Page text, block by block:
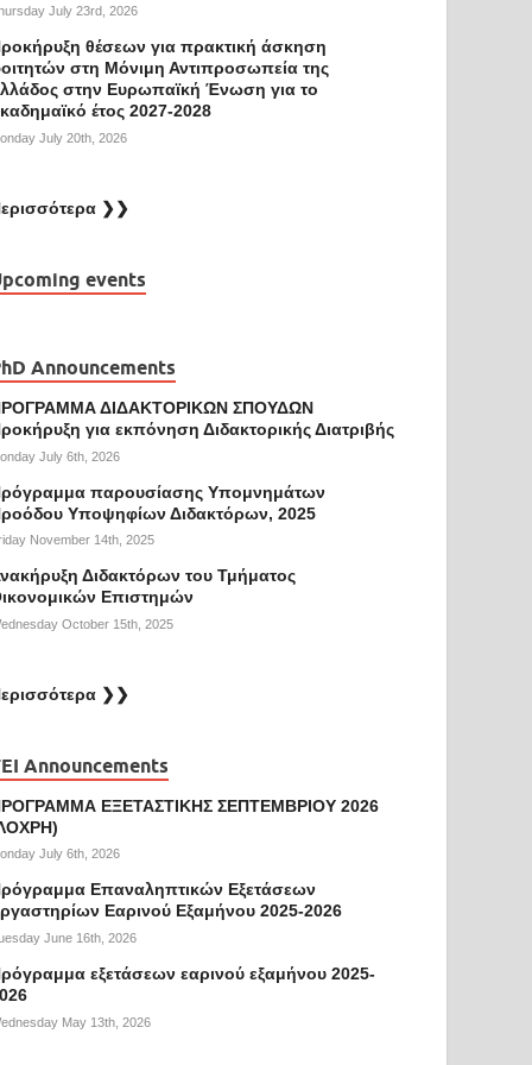
July 23rd, 2026
θέσεων για πρακτική άσκηση
στη Μόνιμη Αντιπροσωπεία της
στην Ευρωπαϊκή Ένωση για το
έτος 2027-2028
July 20th, 2026
❯❯
events
Announcements
ΔΙΔΑΚΤΟΡΙΚΩΝ ΣΠΟΥΔΩΝ
για εκπόνηση Διδακτορικής Διατριβής
July 6th, 2026
παρουσίασης Υπομνημάτων
Υποψηφίων Διδακτόρων, 2025
November 14th, 2025
Διδακτόρων του Τμήματος
Επιστημών
October 15th, 2025
❯❯
Announcements
ΕΞΕΤΑΣΤΙΚΗΣ ΣΕΠΤΕΜΒΡΙΟΥ 2026
July 6th, 2026
Επαναληπτικών Εξετάσεων
Εαρινού Εξαμήνου 2025-2026
June 16th, 2026
εξετάσεων εαρινού εξαμήνου 2025-
May 13th, 2026